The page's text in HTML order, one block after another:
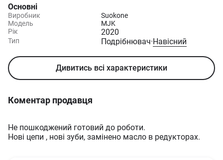
Основні
Виробник
Suokone
Модель
MJK
Рік
2020
Тип Подрібнювач·Навісний
Дивитись всі характеристики
Коментар продавця
Не пошкоджений готовий до роботи.
Нові цепи , нові зуби, замінено масло в редукторах.